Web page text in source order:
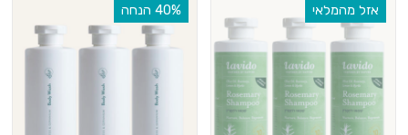
אזל מהמלאי ‫40% הנחה